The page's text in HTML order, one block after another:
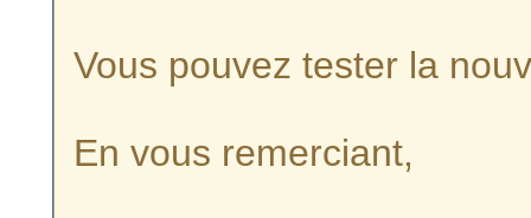
Vous pouvez tester la
En vous remerciant,